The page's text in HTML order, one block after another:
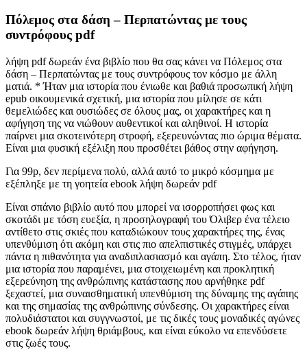
Πόλεμος στα δάση – Περπατώντας με τους
συντρόφους pdf
λήψη pdf δωρεάν ένα βιβλίο που θα σας κάνει να Πόλεμος στα
δάση – Περπατώντας με τους συντρόφους τον κόσμο με άλλη
ματιά. * Ήταν μια ιστορία που ένιωθε και βαθιά προσωπική λήψη
epub οικουμενικά σχετική, μια ιστορία που μίλησε σε κάτι
θεμελιώδες και ουσιώδες σε όλους μας, οι χαρακτήρες και η
αφήγηση της να νιώθουν αυθεντικοί και αληθινοί. Η ιστορία
παίρνει μια σκοτεινότερη στροφή, εξερευνώντας πιο ώριμα θέματα.
Είναι μια φυσική εξέλιξη που προσθέτει βάθος στην αφήγηση.
Για 99p, δεν περίμενα πολύ, αλλά αυτό το μικρό κόσμημα με
εξέπληξε με τη γοητεία ebook λήψη δωρεάν pdf
Είναι σπάνιο βιβλίο αυτό που μπορεί να ισορροπήσει φως και
σκοτάδι με τόση ευεξία, η προσηλογραφή του Όλιβερ ένα τέλειο
αντίθετο στις σκιές που καταδιώκουν τους χαρακτήρες της, ένας
υπενθύμιση ότι ακόμη και στις πιο απελπιστικές στιγμές, υπάρχει
πάντα η πιθανότητα για αναδιπλασιασμό και αγάπη. Στο τέλος, ήταν
μια ιστορία που παραμένει, μια στοιχειωμένη και προκλητική
εξερεύνηση της ανθρώπινης κατάστασης που αρνήθηκε pdf
ξεχαστεί, μια συναισθηματική υπενθύμιση της δύναμης της αγάπης
και της σημασίας της ανθρώπινης σύνδεσης. Οι χαρακτήρες είναι
πολυδιάστατοι και συγγνωστοί, με τις δικές τους μοναδικές αγώνες
ebook δωρεάν λήψη θριάμβους, και είναι εύκολο να επενδύσετε
στις ζωές τους.